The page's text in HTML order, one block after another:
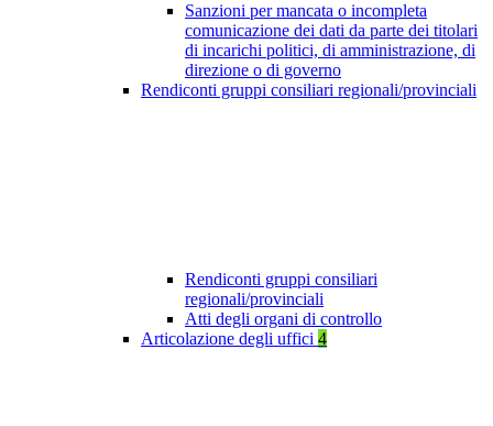
Sanzioni per mancata o incompleta
comunicazione dei dati da parte dei titolari
di incarichi politici, di amministrazione, di
direzione o di governo
Rendiconti gruppi consiliari regionali/provinciali
Rendiconti gruppi consiliari
regionali/provinciali
Atti degli organi di controllo
Articolazione degli uffici 4